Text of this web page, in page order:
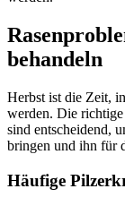
behandeln
Herbst ist die Zeit,
werden. Die
sind entscheidend,
bringen und ihn für
Häufige